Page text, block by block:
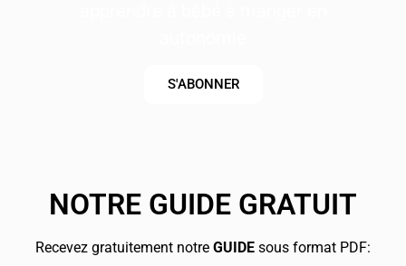
S'ABONNER
NOTRE GUIDE GRATUIT
Recevez gratuitement notre GUIDE sous format PDF: